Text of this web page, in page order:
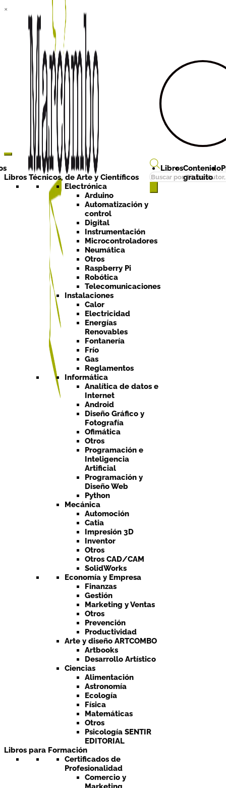
×
Búsqueda
de
Libros Técnicos, de Arte y Científicos
Electrónica
Arduino
Automatización y
control
Digital
Instrumentación
Microcontroladores
Neumática
Otros
Raspberry Pi
Robótica
Telecomunicaciones
Instalaciones
Calor
Electricidad
Energías
Renovables
Fontanería
Frío
Gas
Reglamentos
Informática
Analítica de datos e
Internet
Android
Diseño Gráfico y
Fotografía
Ofimática
Otros
Programación e
Inteligencia
Artificial
Programación y
Diseño Web
Python
Mecánica
Automoción
Catia
Impresión 3D
Inventor
Otros
Otros CAD/CAM
SolidWorks
Economía y Empresa
Finanzas
Gestión
Marketing y Ventas
Otros
Prevención
Productividad
Arte y diseño ARTCOMBO
Artbooks
Desarrollo Artístico
Ciencias
Alimentación
Astronomía
Ecología
Física
Matemáticas
Otros
Psicología SENTIR
EDITORIAL
Libros para Formación
Certificados de
Profesionalidad
Comercio y
LibrosContenido
gratuito